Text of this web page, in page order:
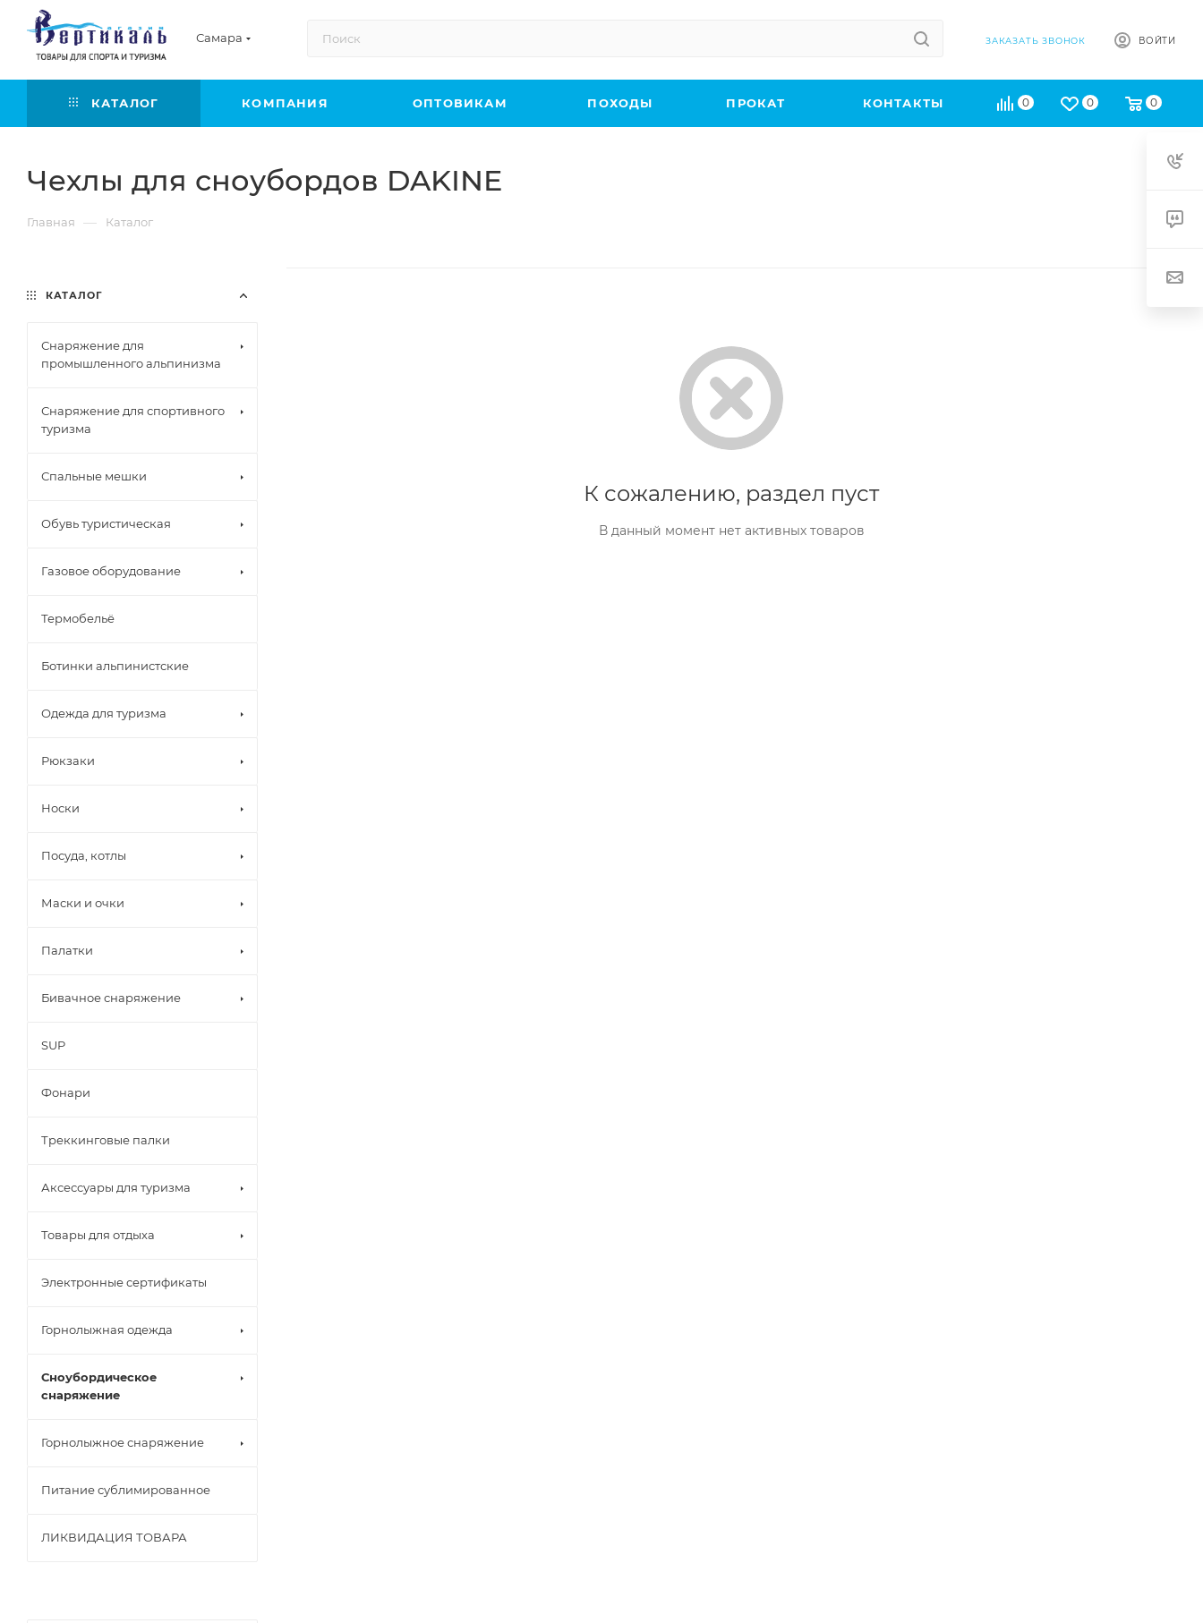
Самара ЗАКАЗАТЬ ЗВОНОК ВОЙТИ
0 0 0
КАТАЛОГ КОМПАНИЯ ОПТОВИКАМ ПОХОДЫ ПРОКАТ КОНТАКТЫ
Чехлы для сноубордов DAKINE
Главная — Каталог
К сожалению, раздел пуст
В данный момент нет активных товаров
КАТАЛОГ
Снаряжение для
промышленного альпинизма
Снаряжение для спортивного
туризма
Спальные мешки
Обувь туристическая
Газовое оборудование
Термобельё
Ботинки альпинистские
Одежда для туризма
Рюкзаки
Носки
Посуда, котлы
Маски и очки
Палатки
Бивачное снаряжение
SUP
Фонари
Треккинговые палки
Аксессуары для туризма
Товары для отдыха
Электронные сертификаты
Горнолыжная одежда
Сноубордическое
снаряжение
Горнолыжное снаряжение
Питание сублимированное
ЛИКВИДАЦИЯ ТОВАРА